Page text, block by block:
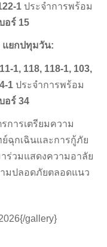
1 ประจำการพร้อม
อร์ 15
แยกปทุมวัน:
1, 118, 118-1, 103,
1 ประจำการพร้อม
อร์ 34
การเตรียมความ
ฉุกเฉินและการกู้ภัย
ร่วมแสดงความอาลัย
มปลอดภัยตลอดแนว
gallery}